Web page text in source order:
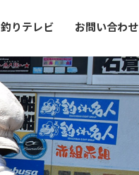
釣りテレビ お問い合わせ